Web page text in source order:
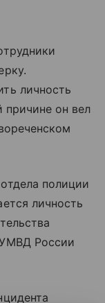
личность
причине он вел
полиции
личность
России